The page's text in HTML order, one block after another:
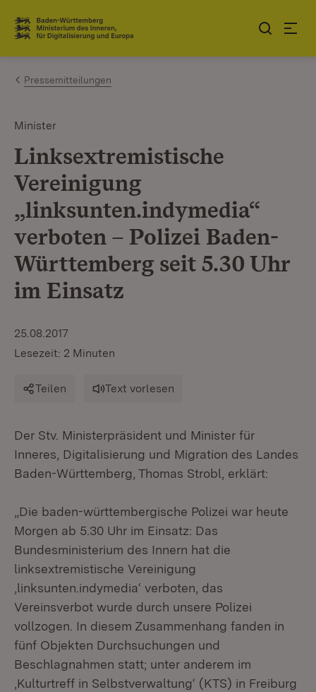
Zum Inhalt springen
Link zur Startseite
Pressemitteilungen
Minister
Linksextremistische
Vereinigung
„linksunten.indymedia“
verboten – Polizei Baden-
Württemberg seit 5.30 Uhr
im Einsatz
25.08.2017
Lesezeit: 2 Minuten
Teilen Text vorlesen
Der Stv. Ministerpräsident und Minister für
Inneres, Digitalisierung und Migration des Landes
Baden-Württemberg, Thomas Strobl, erklärt:
„Die baden-württembergische Polizei war heute
Morgen ab 5.30 Uhr im Einsatz: Das
Bundesministerium des Innern hat die
linksextremistische Vereinigung
‚linksunten.indymedia‘ verboten, das
Vereinsverbot wurde durch unsere Polizei
vollzogen. In diesem Zusammenhang fanden in
fünf Objekten Durchsuchungen und
Beschlagnahmen statt; unter anderem im
‚Kulturtreff in Selbstverwaltung‘ (KTS) in Freiburg